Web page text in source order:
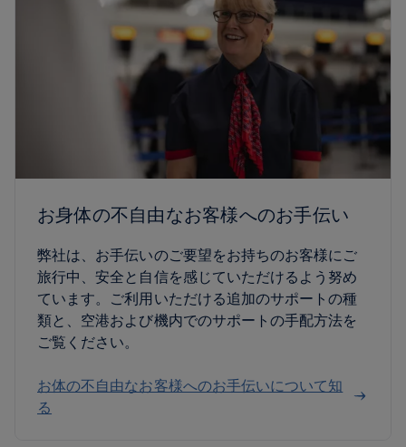
お身体の不自由なお客様へのお手伝い
弊社は、お手伝いのご要望をお持ちのお客様にご
旅行中、安全と自信を感じていただけるよう努め
ています。ご利用いただける追加のサポートの種
類と、空港および機内でのサポートの手配方法を
ご覧ください。
お体の不自由なお客様へのお手伝いについて知
る